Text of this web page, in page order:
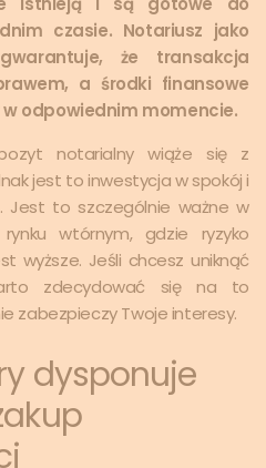
czasie. Notariusz jako
że transakcja
a środki finansowe
odpowiednim momencie.
notarialny wiąże się z
jest to inwestycja w spokój i
Jest to szczególnie ważne w
wtórnym, gdzie ryzyko
wyższe. Jeśli chcesz uniknąć
zdecydować się na to
zabezpieczy Twoje interesy.
dysponuje